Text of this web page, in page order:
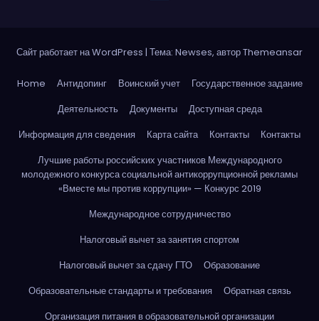
Сайт работает на WordPress | Тема: Newses, авторThemeansar
Home Антидопинг Воинский учет
Государственное задание
Деятельность
Документы
Доступная среда
Информация для сведения
Карта сайта Контакты
Контакты
Лучшие работы российских участников Международного
молодежного конкурса социальной антикоррупционной рекламы
«Вместе мы против коррупции» — Конкурс 2019
Международное сотрудничество
Налоговый вычет за занятия спортом
Налоговый вычет за сдачу ГТО
Образование
Образовательные стандарты и требования
Обратная связь
Организация питания в образовательной организации